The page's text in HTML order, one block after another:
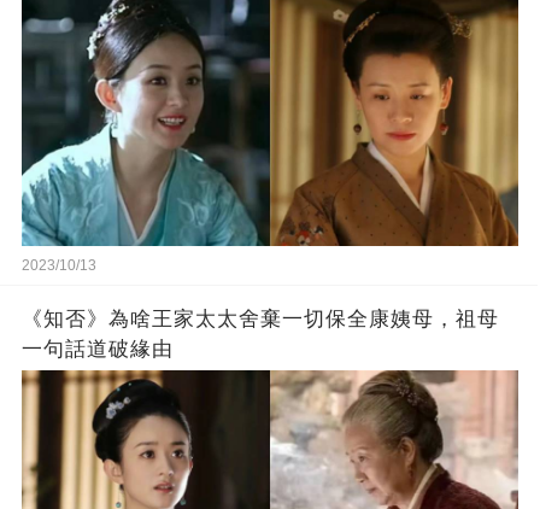
2023/10/13
《知否》為啥王家太太舍棄一切保全康姨母，祖母
一句話道破緣由